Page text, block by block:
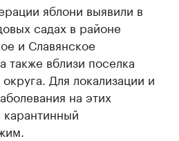
яблони выявили в
садах в районе
и Славянское
также вблизи поселка
Для локализации и
на этих